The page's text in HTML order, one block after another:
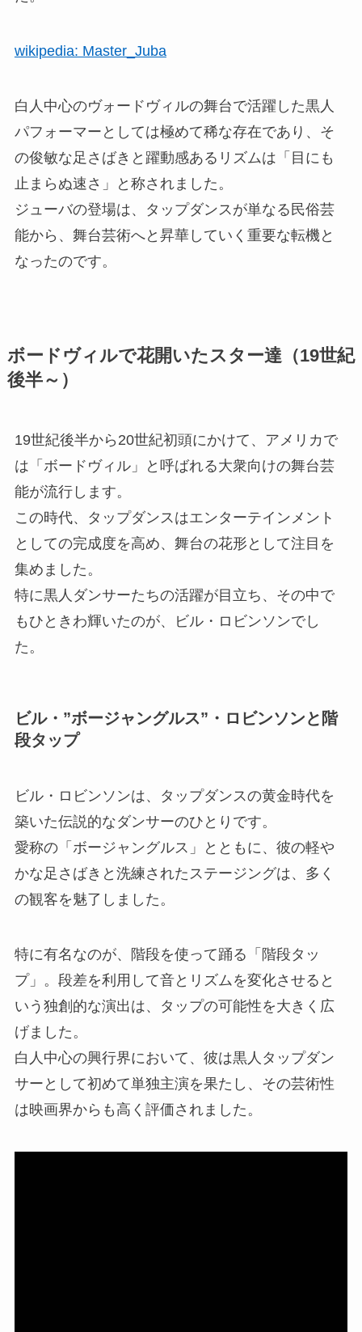
wikipedia: Master_Juba
白人中心のヴォードヴィルの舞台で活躍した黒人
パフォーマーとしては極めて稀な存在であり、そ
の俊敏な足さばきと躍動感あるリズムは「目にも
止まらぬ速さ」と称されました。
ジューバの登場は、タップダンスが単なる民俗芸
能から、舞台芸術へと昇華していく重要な転機と
なったのです。
ボードヴィルで花開いたスター達（19世紀
後半～）
19世紀後半から20世紀初頭にかけて、アメリカで
は「ボードヴィル」と呼ばれる大衆向けの舞台芸
能が流行します。
この時代、タップダンスはエンターテインメント
としての完成度を高め、舞台の花形として注目を
集めました。
特に黒人ダンサーたちの活躍が目立ち、その中で
もひときわ輝いたのが、ビル・ロビンソンでし
た。
ビル・”ボージャングルス”・ロビンソンと階
段タップ
ビル・ロビンソンは、タップダンスの黄金時代を
築いた伝説的なダンサーのひとりです。
愛称の「ボージャングルス」とともに、彼の軽や
かな足さばきと洗練されたステージングは、多く
の観客を魅了しました。
特に有名なのが、階段を使って踊る「階段タッ
プ」。段差を利用して音とリズムを変化させると
いう独創的な演出は、タップの可能性を大きく広
げました。
白人中心の興行界において、彼は黒人タップダン
サーとして初めて単独主演を果たし、その芸術性
は映画界からも高く評価されました。